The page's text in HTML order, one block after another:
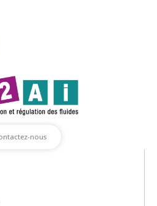
nous
demande de Devis